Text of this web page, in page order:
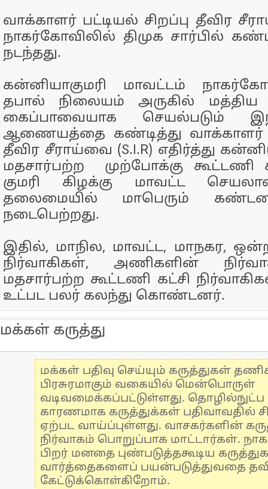
வாக்காளர் பட்டியல் சிறப்பு தீவிர
நாகர்கோவிலில் திமுக சார்பில்
நடந்தது.
கன்னியாகுமரி மாவட்டம்
தபால் நிலையம் அருகில்
கைப்பாவையாக செயல்படும்
ஆணையத்தை கண்டித்து வாக்காளர்
தீவிர சீராய்வை (S.I.R) எதிர்த்து
மதசார்பற்ற முற்போக்கு கூட்டணி
குமரி கிழக்கு மாவட்ட
தலைமையில் மாபெரும்
நடைபெற்றது.
இதில், மாநில, மாவட்ட, மாநகர,
நிர்வாகிகள், அணிகளின்
மதசார்பற்ற கூட்டணி கட்சி
உட்பட பலர் கலந்து கொண்டனர்.
மக்கள் கருத்து
மக்கள் பதிவு செய்யும் கருத்துகள்
பிரசுரமாகும் வகையில் மென்பொருள்
வடிவமைக்கப்பட்டுள்ளது.
காரணமாக கருத்துக்கள் பதிவாவதில்
ஏற்பட வாய்ப்புள்ளது. வாசகர்களின்
நிர்வாகம் பொறுப்பாக மாட்டார்கள்.
பிறர் மனதை புண்படுத்தகூடிய
வார்த்தைகளைப் பயன்படுத்துவதை
கேட்டுக்கொள்கிறோம்.